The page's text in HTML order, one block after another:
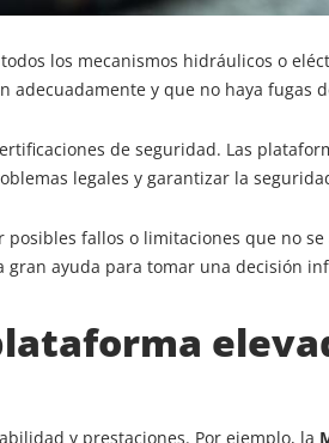
los mecanismos hidráulicos o
y que no haya fugas
de seguridad. Las
legales y garantizar la
fallos o limitaciones que no
ayuda para tomar una decisión
y prestaciones. Por ejemplo, la